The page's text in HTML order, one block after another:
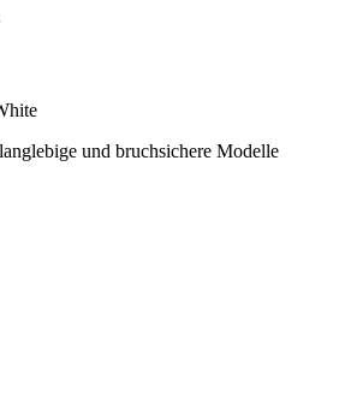
und bruchsichere Modelle